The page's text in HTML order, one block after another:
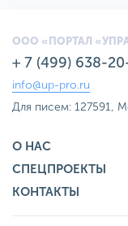
ООО «ПОРТАЛ
+ 7 (499) 638-
info@up-pro.ru
Для писем: 127591,
О НАС
СПЕЦПРОЕКТЫ
КОНТАКТЫ